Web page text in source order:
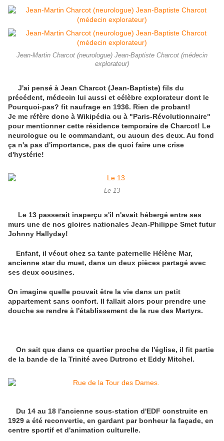
Jean-Martin Charcot (neurologue) Jean-Baptiste Charcot (médecin
explorateur)
J'ai pensé à Jean Charcot (Jean-Baptiste) fils du
précédent, médecin lui aussi et célèbre explorateur dont le
Pourquoi-pas? fit naufrage en 1936. Rien de probant!
Je me réfère donc à Wikipédia ou à "Paris-Révolutionnaire"
pour mentionner cette résidence temporaire de Charcot! Le
neurologue ou le commandant, ou aucun des deux. Au fond
ça n'a pas d'importance, pas de quoi faire une crise
d'hystérie!
Le 13
Le 13 passerait inaperçu s'il n'avait hébergé entre ses
murs une de nos gloires nationales Jean-Philippe Smet futur
Johnny Hallyday!
Enfant, il vécut chez sa tante paternelle Hélène Mar,
ancienne star du muet, dans un deux pièces partagé avec
ses deux cousines.
On imagine quelle pouvait être la vie dans un petit
appartement sans confort. Il fallait alors pour prendre une
douche se rendre à l'établissement de la rue des Martyrs.
On sait que dans ce quartier proche de l'église, il fit partie
de la bande de la Trinité avec Dutronc et Eddy Mitchel.
Du 14 au 18 l'ancienne sous-station d'EDF construite en
1929 a été reconvertie, en gardant par bonheur la façade, en
centre sportif et d'animation culturelle.